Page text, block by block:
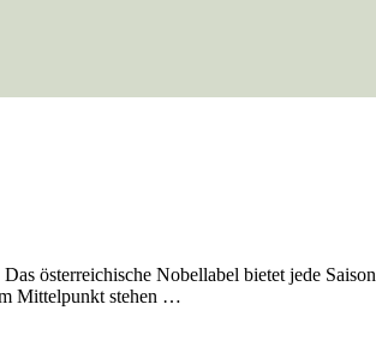
österreichische Nobellabel bietet jede Saison
Mittelpunkt stehen …